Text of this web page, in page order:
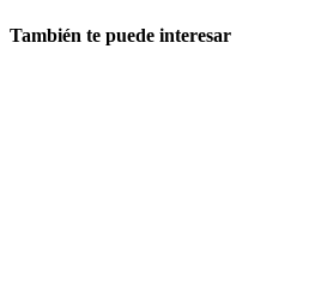
También te puede interesar